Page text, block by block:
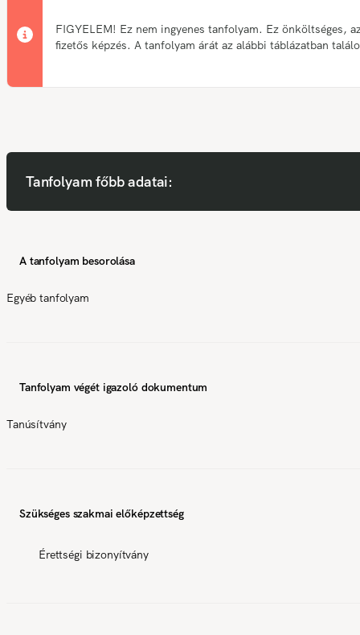
FIGYELEM! Ez nem ingyenes tanfolyam. Ez önköltséges,
fizetős képzés. A tanfolyam árát az alábbi táblázatban
Tanfolyam főbb adatai:
A tanfolyam besorolása
Egyéb tanfolyam
Tanfolyam végét igazoló dokumentum
Tanúsítvány
Szükséges szakmai előképzettség
Érettségi bizonyítvány